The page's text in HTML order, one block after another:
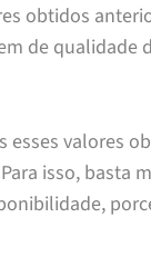
obtidos
de qualidade
esses valores
isso, basta